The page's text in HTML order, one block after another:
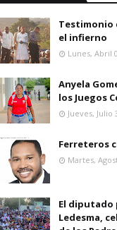
Testimonio
el infierno
Lunes, Abril
Anyela
los Juegos
Jueves, Julio
Ferreteros
Martes,
El diputado
Ledesma,